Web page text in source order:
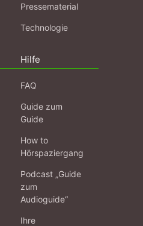
Pressematerial
Technologie
Hilfe
FAQ
Guide zum
Guide
How to
Hörspaziergang
Podcast „Guide
zum
Audioguide“
Ihre